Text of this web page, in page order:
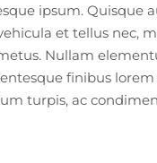
ipsum. Quisque
et tellus nec,
Nullam
finibus lorem
turpis, ac